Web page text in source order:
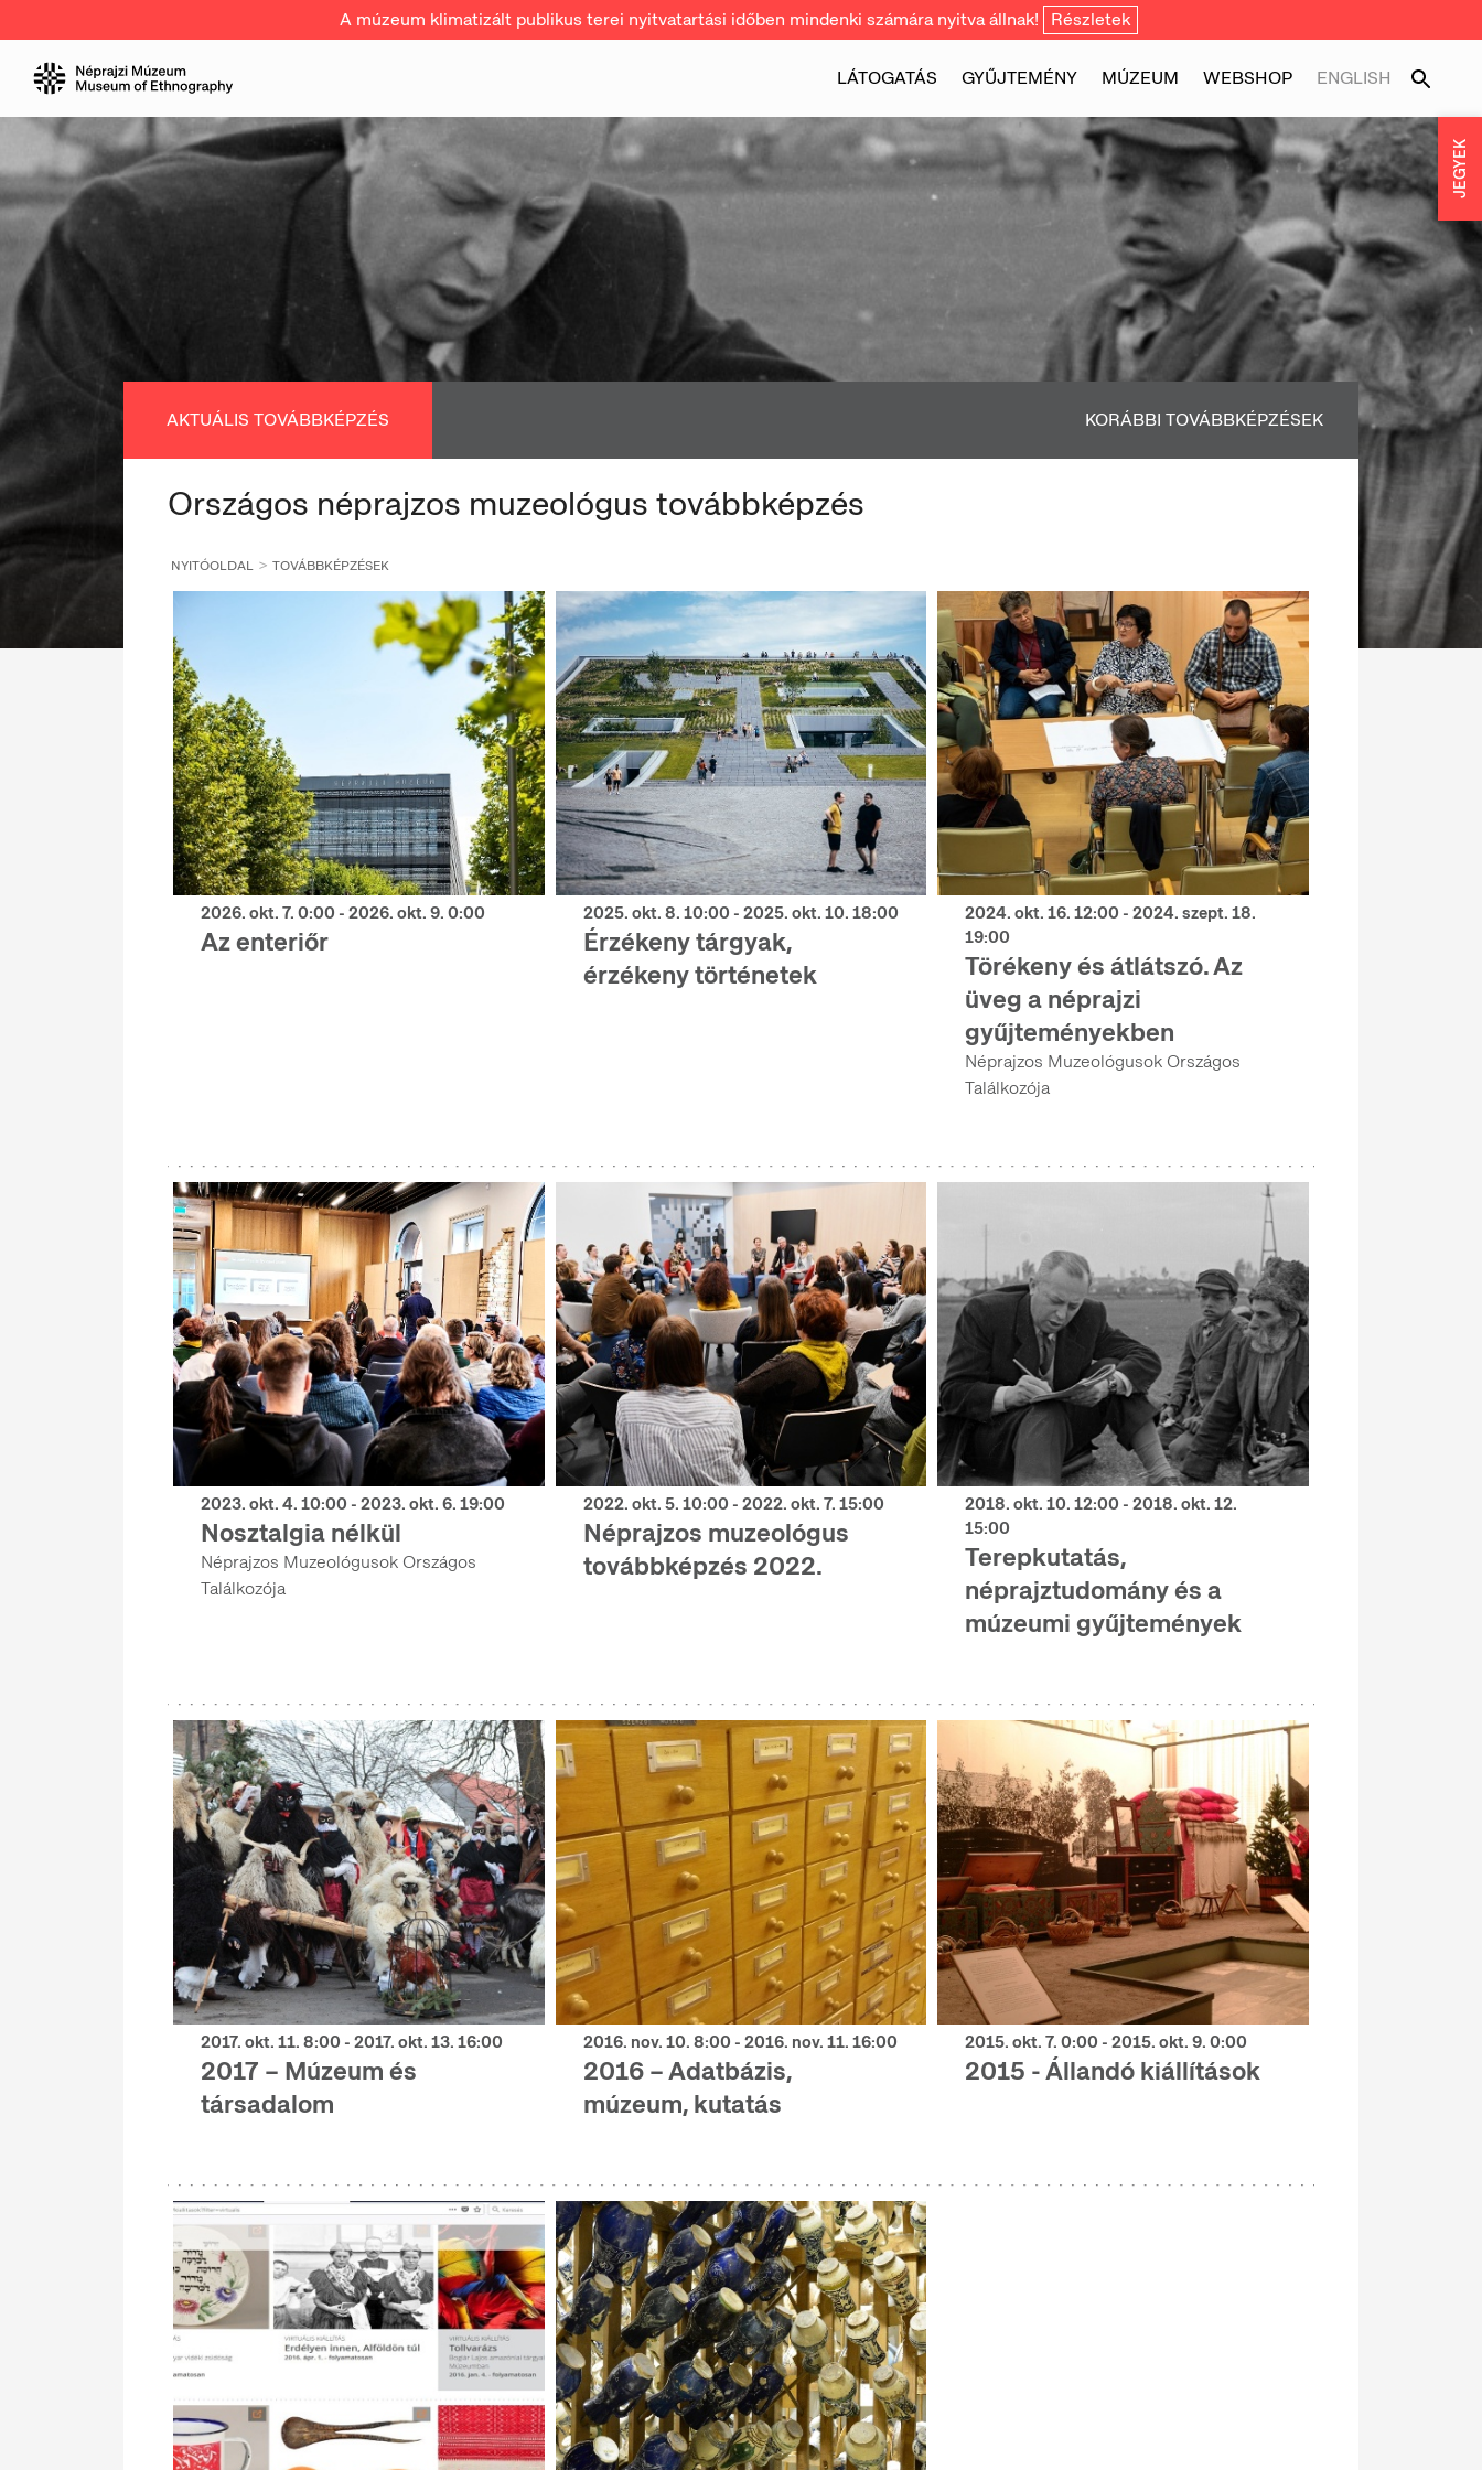
A múzeum klimatizált publikus terei nyitvatartási időben mindenki számára nyitva állnak! Részletek
LÁTOGATÁS GYŰJTEMÉNY MÚZEUM WEBSHOP ENGLISH
AKTUÁLIS TOVÁBBKÉPZÉS KORÁBBI TOVÁBBKÉPZÉSEK
Országos néprajzos muzeológus továbbképzés
NYITÓOLDAL TOVÁBBKÉPZÉSEK
2026. okt. 7. 0:00 - 2026. okt. 9. 0:00
Az enteriőr
2025. okt. 8. 10:00 - 2025. okt. 10. 18:00
Érzékeny tárgyak,
érzékeny történetek
2024. okt. 16. 12:00 - 2024. szept. 18.
19:00
Törékeny és átlátszó. Az
üveg a néprajzi
gyűjteményekben
Néprajzos Muzeológusok Országos
Találkozója
2023. okt. 4. 10:00 - 2023. okt. 6. 19:00
Nosztalgia nélkül
Néprajzos Muzeológusok Országos
Találkozója
2022. okt. 5. 10:00 - 2022. okt. 7. 15:00
Néprajzos muzeológus
továbbképzés 2022.
2018. okt. 10. 12:00 - 2018. okt. 12.
15:00
Terepkutatás,
néprajztudomány és a
múzeumi gyűjtemények
2017. okt. 11. 8:00 - 2017. okt. 13. 16:00
2017 – Múzeum és
társadalom
2016. nov. 10. 8:00 - 2016. nov. 11. 16:00
2016 – Adatbázis,
múzeum, kutatás
2015. okt. 7. 0:00 - 2015. okt. 9. 0:00
2015 - Állandó kiállítások
JEGYEK